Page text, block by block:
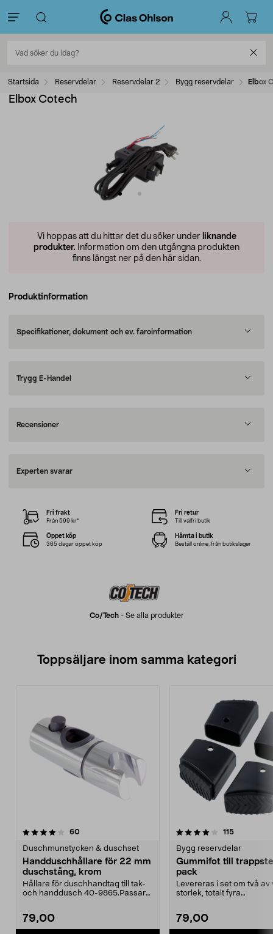
Startsida Reservdelar Reservdelar 2 Bygg reservdelar Elbox
Elbox Cotech
Vi hoppas att du hittar det du söker under liknande
produkter. Information om den utgångna produkten
finns längst ner på den här sidan.
Produktinformation
Specifikationer, dokument och ev. faroinformation
Trygg E-Handel
Recensioner
Experten svarar
Co/tech- Se alla produkter
Fri frakt
Från 599 kr*
Fri retur
Till valfri butik
Öppet köp
365 dagar öppet köp
Hämta i butik
Beställ online, från butikslager
Toppsäljare inom samma kategori
60recensioner
Duschmunstycken & duschset
Handduschhållare för 22 mm
duschstång, krom
Hållare för duschhandtag till tak-
och handdusch 40-9865.Passar
79,00
4.0 av 5 stjärnor 115
Bygg reservdelar
Gummifot till
pack
Levereras i set om två av
storlek, totalt fyra
79,00
4.5 av 5 stjärnor